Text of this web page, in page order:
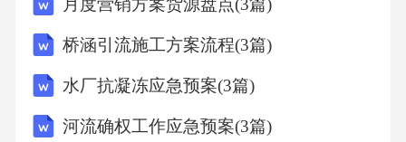
（2）抑制病毒出芽：痰咳净片可干扰病毒颗粒
的出芽过程，阻止病毒颗粒从宿主细胞释放。
月度营销方案货源盘点(3篇)
桥涵引流施工方案流程(3篇)
水厂抗凝冻应急预案(3篇)
河流确权工作应急预案(3篇)